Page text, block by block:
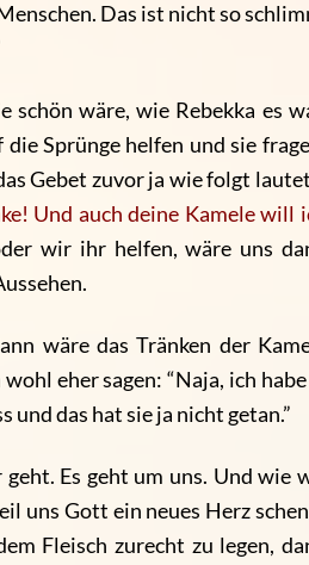
Das ist nicht so
schön wäre, wie Rebekka es
Sprünge helfen und sie
Gebet zuvor ja wie folgt
Und auch deine Kamele will
wir ihr helfen, wäre uns
wäre das Tränken der
eher sagen: “Naja, ich
und das hat sie ja nicht getan.”
Es geht um uns. Und wie
uns Gott ein neues Herz
Fleisch zurecht zu legen,